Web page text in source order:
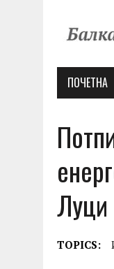
ПОЧЕТНА
Луци
TOPICS: